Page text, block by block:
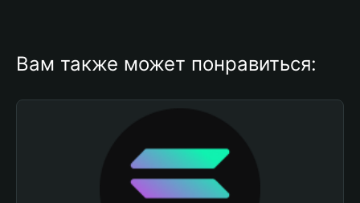
Вам также может понравиться: